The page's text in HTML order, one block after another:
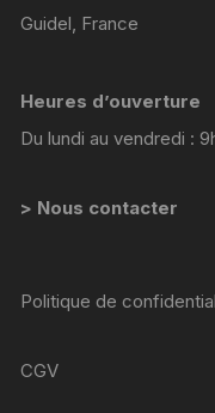
Guidel, France
Heures d’ouverture
Du lundi au vendredi :
> Nous contacter
Politique de
CGV